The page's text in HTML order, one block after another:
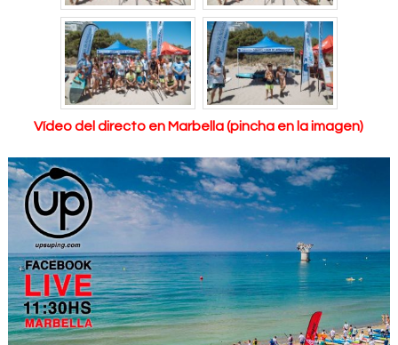
Vídeo del directo en Marbella (pincha en la imagen)